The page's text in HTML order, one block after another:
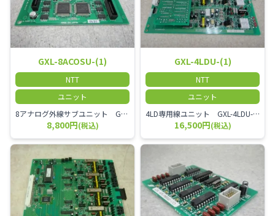
GXL-8ACOSU-(1)
NTT
ユニット
8アナログ外線サブユニット GXL-8ACOSU-(1)
8,800円(税込)
GXL-4LDU-(1)
NTT
ユニット
4LD専用線ユニット GXL-4LDU-(1)
16,500円(税込)